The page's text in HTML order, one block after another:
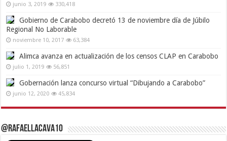
junio 3, 2019 330,418
Gobierno de Carabobo decretó 13 de noviembre día de Júbilo
Regional No Laborable
noviembre 10, 2017 63,384
Alimca avanza en actualización de los censos CLAP en Carabobo
julio 1, 2019 56,851
Gobernación lanza concurso virtual “Dibujando a Carabobo”
junio 12, 2020 45,834
@RafaelLacava10